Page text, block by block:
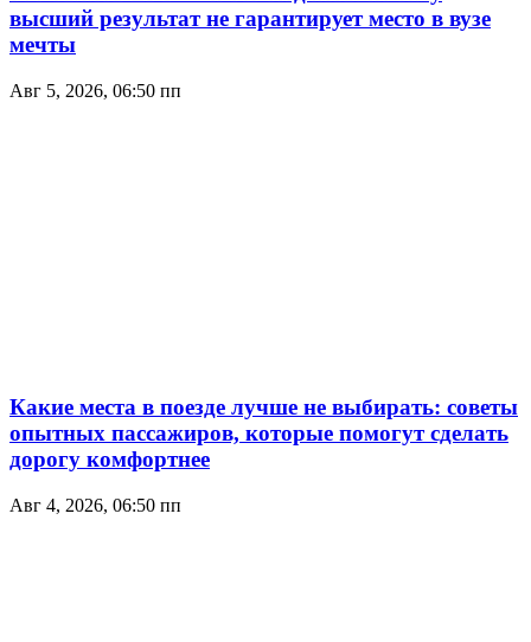
высший результат не гарантирует место в вузе
мечты
Авг 5, 2026, 06:50 пп
Какие места в поезде лучше не выбирать: советы
опытных пассажиров, которые помогут сделать
дорогу комфортнее
Авг 4, 2026, 06:50 пп